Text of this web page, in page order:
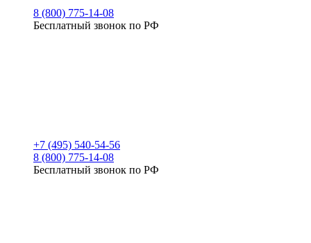
8 (800) 775-14-08
Бесплатный звонок по РФ
+7 (495) 540-54-56
8 (800) 775-14-08
Бесплатный звонок по РФ